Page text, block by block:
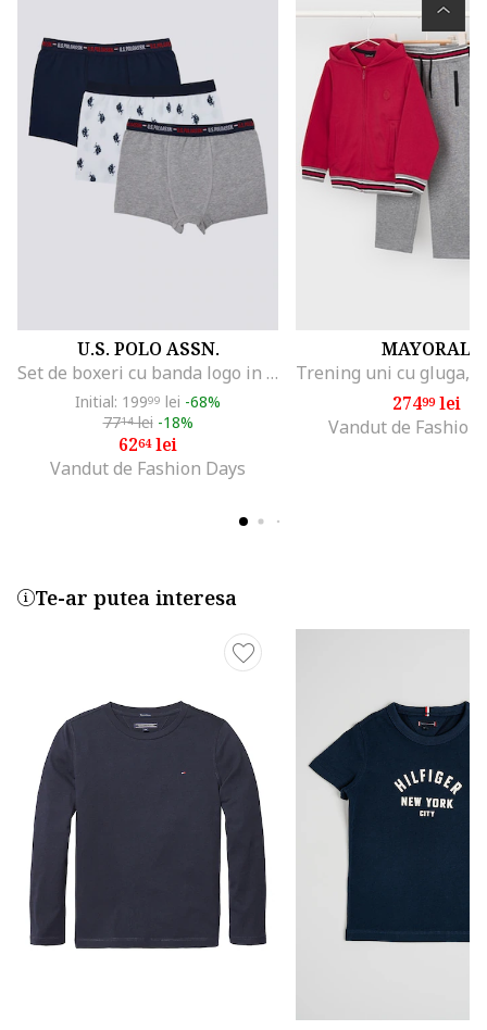
U.S. POLO ASSN.
Set de boxeri cu banda logo in talie - 3 perechi, Gri/Bleumarin
Initial: 19999 lei -68%
7714lei -18%
6264lei
Vandut de Fashion Days
MAYORAL
27499lei
Vandut de Fashion
Te-ar putea interesa